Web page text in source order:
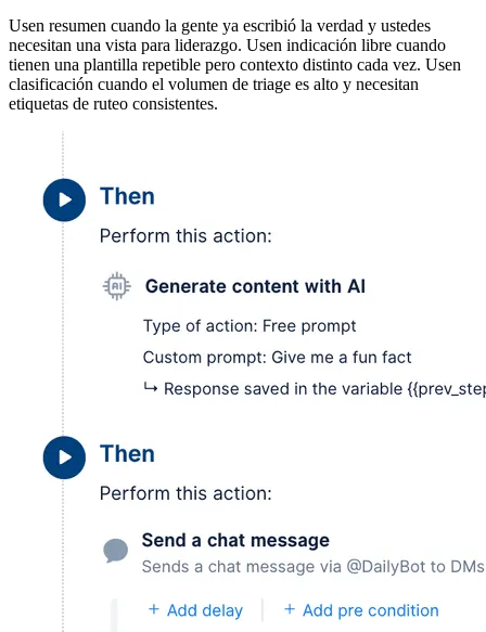
Usen resumen cuando la gente ya escribió la verdad y ustedes
necesitan una vista para liderazgo. Usen indicación libre cuando
tienen una plantilla repetible pero contexto distinto cada vez. Usen
clasificación cuando el volumen de triage es alto y necesitan
etiquetas de ruteo consistentes.